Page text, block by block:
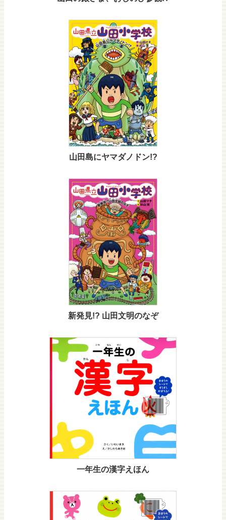
山田島にヤマダノドン!?
新発見!? 山田文明のなぞ
一年生の漢字えほん